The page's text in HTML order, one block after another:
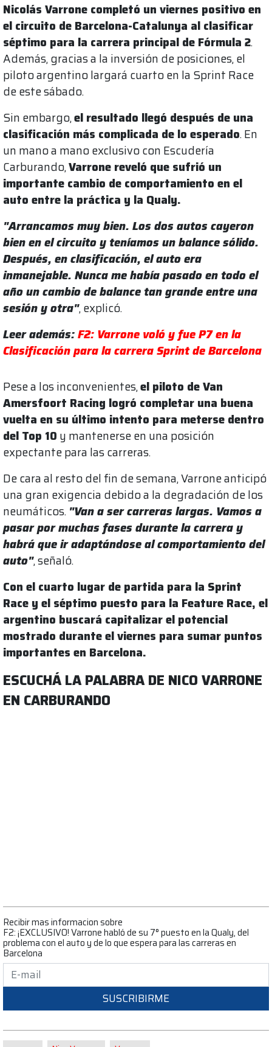
Nicolás Varrone completó un viernes positivo en
el circuito de Barcelona-Catalunya al clasificar
séptimo para la carrera principal de Fórmula 2.
Además, gracias a la inversión de posiciones, el
piloto argentino largará cuarto en la Sprint Race
de este sábado.
Sin embargo,el resultado llegó después de una
clasificación más complicada de lo esperado. En
un mano a mano exclusivo con Escudería
Carburando,Varrone reveló que sufrió un
importante cambio de comportamiento en el
auto entre la práctica y la Qualy.
"Arrancamos muy bien. Los dos autos cayeron
bien en el circuito y teníamos un balance sólido.
Después, en clasificación, el auto era
inmanejable. Nunca me había pasado en todo el
año un cambio de balance tan grande entre una
sesión y otra", explicó.
Leer además:F2: Varrone voló y fue P7 en la
Clasificación para la carrera Sprint de Barcelona
Pese a los inconvenientes,el piloto de Van
Amersfoort Racing logró completar una buena
vuelta en su último intento para meterse dentro
del Top 10 y mantenerse en una posición
expectante para las carreras.
De cara al resto del fin de semana, Varrone anticipó
una gran exigencia debido a la degradación de los
neumáticos. "Van a ser carreras largas. Vamos a
pasar por muchas fases durante la carrera y
habrá que ir adaptándose al comportamiento del
auto", señaló.
Con el cuarto lugar de partida para la Sprint
Race y el séptimo puesto para la Feature Race, el
argentino buscará capitalizar el potencial
mostrado durante el viernes para sumar puntos
importantes en Barcelona.
ESCUCHÁ LA PALABRA DE NICO VARRONE
EN CARBURANDO
Recibir mas informacion sobre
F2: ¡EXCLUSIVO! Varrone habló de su 7° puesto en la Qualy, del
problema con el auto y de lo que espera para las carreras en
Barcelona
SUSCRIBIRME